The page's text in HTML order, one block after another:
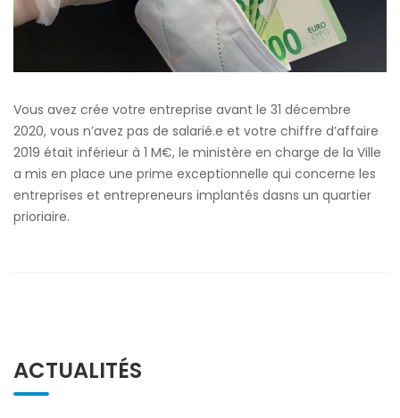
Vous avez crée votre entreprise avant le 31 décembre
2020, vous n’avez pas de salarié.e et votre chiffre d’affaire
2019 était inférieur à 1 M€, le ministère en charge de la Ville
a mis en place une prime exceptionnelle qui concerne les
entreprises et entrepreneurs implantés dasns un quartier
prioriaire.
ACTUALITÉS